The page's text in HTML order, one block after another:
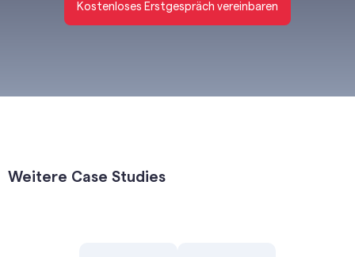
Kostenloses Erstgespräch vereinbaren
Weitere Case Studies